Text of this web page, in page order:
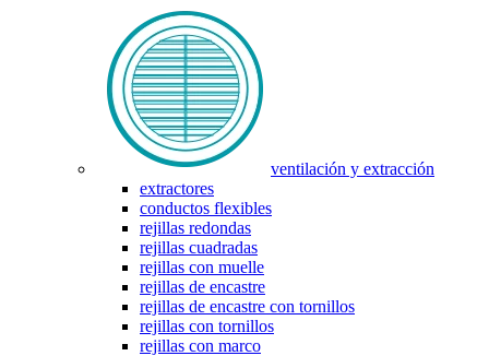
ventilación y extracción
extractores
conductos flexibles
rejillas redondas
rejillas cuadradas
rejillas con muelle
rejillas de encastre
rejillas de encastre con tornillos
rejillas con tornillos
rejillas con marco